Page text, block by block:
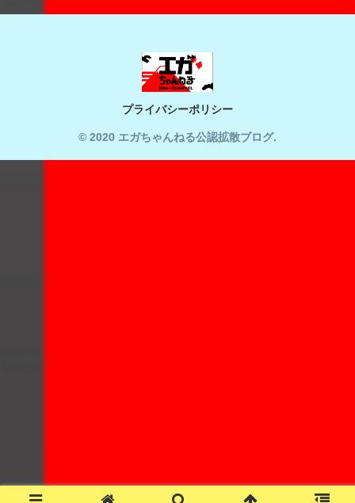
プライバシーポリシー
© 2020 エガちゃんねる公認拡散ブログ.